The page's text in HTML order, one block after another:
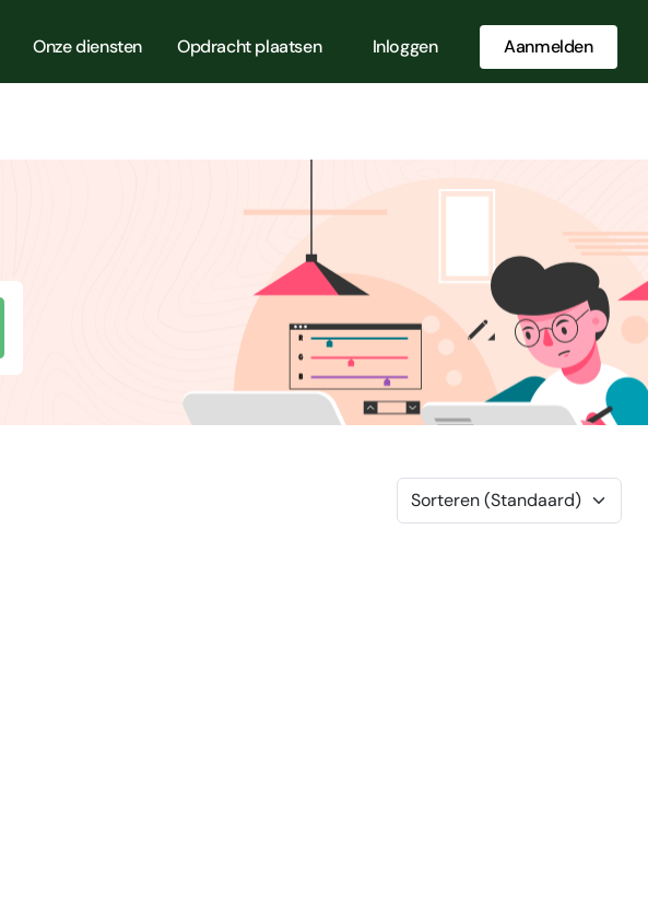
Onze diensten Opdracht plaatsen Inloggen Aanmelden